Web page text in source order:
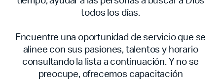
todos los días.
Encuentre una oportunidad de servicio que se
alinee con sus pasiones, talentos y horario
consultando la lista a continuación. Y no se
preocupe, ofrecemos capacitación